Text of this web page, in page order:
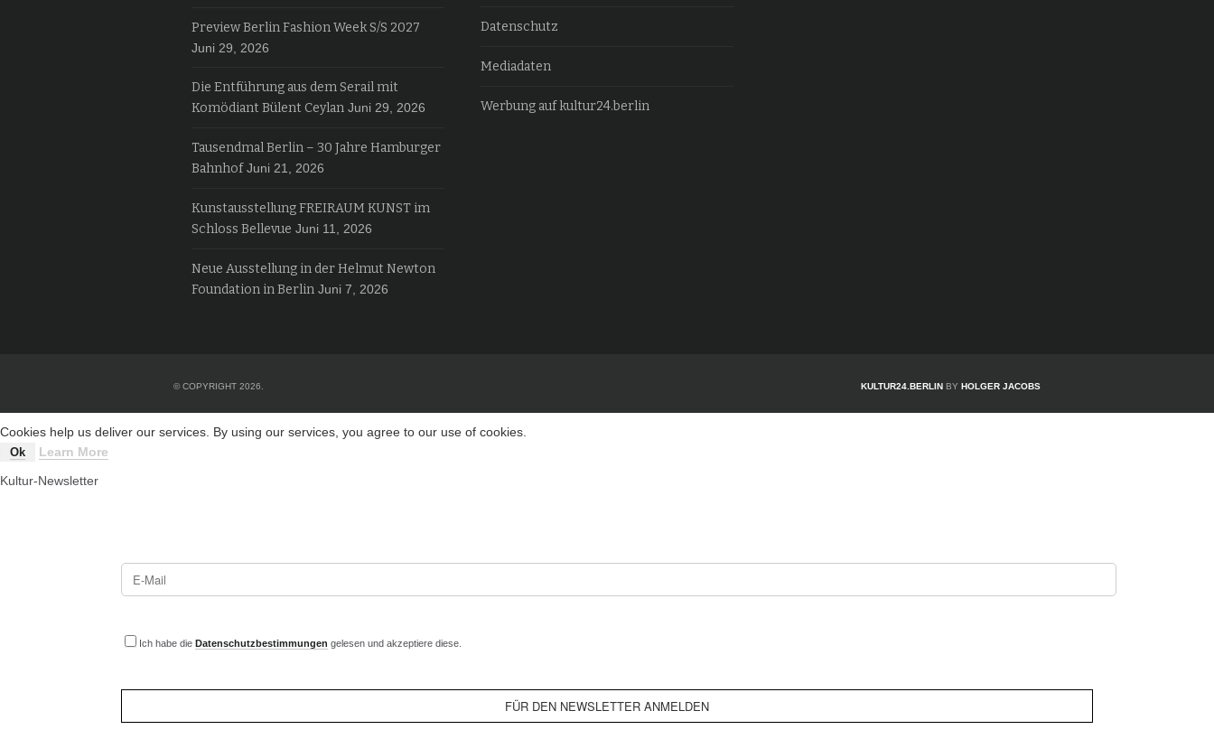
Preview Berlin Fashion Week S/S 2027
Juni 29, 2026
Die Entführung aus dem Serail mit
Komödiant Bülent Ceylan Juni 29, 2026
Tausendmal Berlin – 30 Jahre Hamburger
Bahnhof Juni 21, 2026
Kunstausstellung FREIRAUM KUNST im
Schloss Bellevue Juni 11, 2026
Neue Ausstellung in der Helmut Newton
Foundation in Berlin Juni 7, 2026
Datenschutz
Mediadaten
Werbung auf kultur24.berlin
© COPYRIGHT 2026. KULTUR24.BERLIN BY HOLGER JACOBS
Cookies help us deliver our services. By using our services, you agree to our use of cookies.
Ok
Learn More
Kultur-Newsletter
Ich habe dieDatenschutzbestimmungen gelesen und akzeptiere diese.